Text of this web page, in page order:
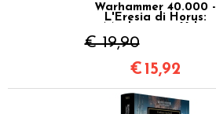
Warhammer 40.000 -
L'Eresia di Horus:
€ 19,90
€ 15,92